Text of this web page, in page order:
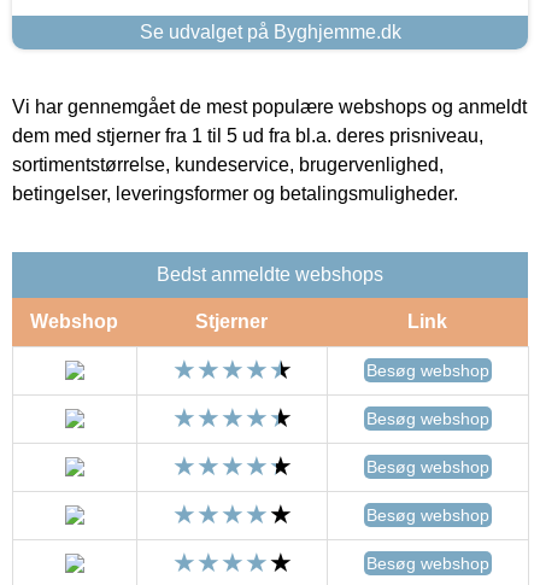
Se udvalget på Byghjemme.dk
Vi har gennemgået de mest populære webshops og anmeldt
dem med stjerner fra 1 til 5 ud fra bl.a. deres prisniveau,
sortimentstørrelse, kundeservice, brugervenlighed,
betingelser, leveringsformer og betalingsmuligheder.
Bedst anmeldte webshops
Webshop Stjerner Link
Besøg webshop
Besøg webshop
Besøg webshop
Besøg webshop
Besøg webshop